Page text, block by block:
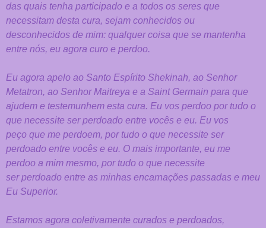
das quais tenha participado e a todos os seres que
necessitam desta cura, sejam conhecidos ou
desconhecidos de mim: qualquer coisa que se mantenha
entre nós, eu agora curo e perdoo.
Eu agora apelo ao Santo Espírito Shekinah, ao Senhor
Metatron, ao Senhor Maitreya e a Saint Germain para que
ajudem e testemunhem esta cura. Eu vos perdoo por tudo o
que necessite ser perdoado entre vocês e eu. Eu vos
peço que me perdoem, por tudo o que necessite ser
perdoado entre vocês e eu. O mais importante, eu me
perdoo a mim mesmo, por tudo o que necessite
serperdoado entre as minhas encarnações passadas e meu
Eu Superior.
Estamos agora coletivamente curados e perdoados,